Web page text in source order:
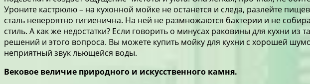
Уроните кастрюлю – на кухонной мойке не останется и следа, разлейте
сталь невероятно гигиенична. На ней не размножаются бактерии и не
стиль. А как же недостатки? Если говорить о минусах раковины для кухни
решений и этого вопроса. Вы можете купить мойку для кухни с хорошей
неприятный звук льющейся воды.
Вековое величие природного и искусственного камня.